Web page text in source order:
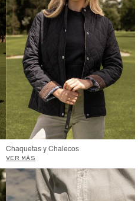
Chaquetas y Chalecos
VER MÁS